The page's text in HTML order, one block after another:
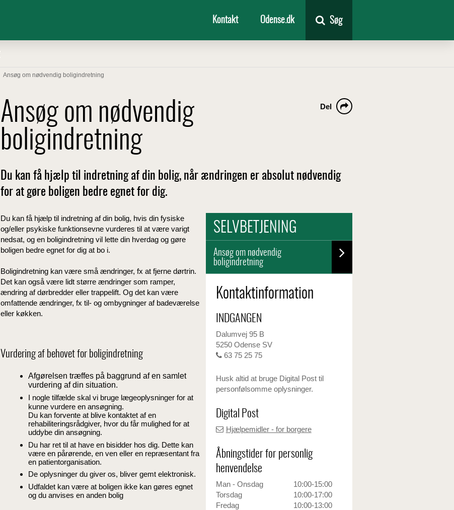
Kontakt Odense.dk Søg
Ansøg om nødvendig boligindretning
Ansøg om nødvendig
boligindretning
Del
Du kan få hjælp til indretning af din bolig, når ændringen er absolut nødvendig
for at gøre boligen bedre egnet for dig.
SELVBETJENING
Ansøg om nødvendig
boligindretning
Kontaktinformation
INDGANGEN
Dalumvej 95 B
5250 Odense SV
63 75 25 75
Husk altid at bruge Digital Post til
personfølsomme oplysninger.
Digital Post
Hjælpemidler - for borgere
Åbningstider for personlig
henvendelse
Man - Onsdag
10:00-15:00
Torsdag
10:00-17:00
Fredag
10:00-13:00
Du kan få hjælp til indretning af din bolig, hvis din fysiske
og/eller psykiske funktionsevne vurderes til at være varigt
nedsat, og en boligindretning vil lette din hverdag og gøre
boligen bedre egnet for dig at bo i.
Boligindretning kan være små ændringer, fx at fjerne dørtrin.
Det kan også være lidt større ændringer som ramper,
ændring af dørbredder eller trappelift. Og det kan være
omfattende ændringer, fx til- og ombygninger af badeværelse
eller køkken.
Vurdering af behovet for boligindretning
Afgørelsen træffes på baggrund af en samlet
vurdering af din situation.
I nogle tilfælde skal vi bruge lægeoplysninger for at
kunne vurdere en ansøgning.
Du kan forvente at blive kontaktet af en
rehabiliteringsrådgiver, hvor du får mulighed for at
uddybe din ansøgning.
Du har ret til at have en bisidder hos dig. Dette kan
være en pårørende, en ven eller en repræsentant fra
en patientorganisation.
De oplysninger du giver os, bliver gemt elektronisk.
Udfaldet kan være at boligen ikke kan gøres egnet
og du anvises en anden bolig